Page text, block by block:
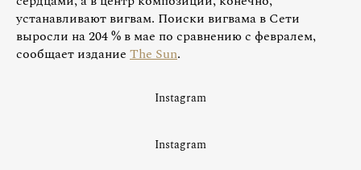
устанавливают вигвам. Поиски вигвама в Сети
выросли на 204 % в мае по сравнению с февралем,
сообщает издание The Sun.
Instagram
Instagram